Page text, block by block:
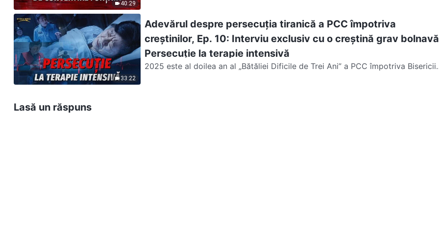
40:29
33:22
Adevărul despre persecuția tiranică a PCC împotriva
creștinilor, Ep. 10: Interviu exclusiv cu o creștină grav
Persecuție la terapie intensivă
2025 este al doilea an al „Bătăliei Dificile de Trei Ani” a PCC împotriva Bisericii
Lasă un răspuns